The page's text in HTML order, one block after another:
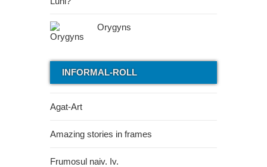
Orygyns
INFORMAL-ROLL
Agat-Art
Amazing stories in frames
Frumosul naiv. Iv.